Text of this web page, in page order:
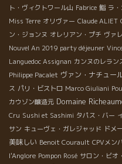
ト・ヴィクトワール山 Fabrice 鮨 ラ
Miss Terre オリヴァー Claude ALIET
ン・ジョンヌ オレリアン・プチ ヴァ
Nouvel An 2019 party déjeuner
Languedoc Assignan カンヌのレラン
Philippe Pacalet ヴァン・ナチュー
ス パリ・ビストロ Marco Giuliani
カウゾン醸造元 Domaine
Cru Sushi et Sashimi タパス・バー
サン キューヴェ・ガレジャッド ドメ
美味しい Benoit Courault CPVメン
l'Anglore Pompon Rosé サロン・ビオ